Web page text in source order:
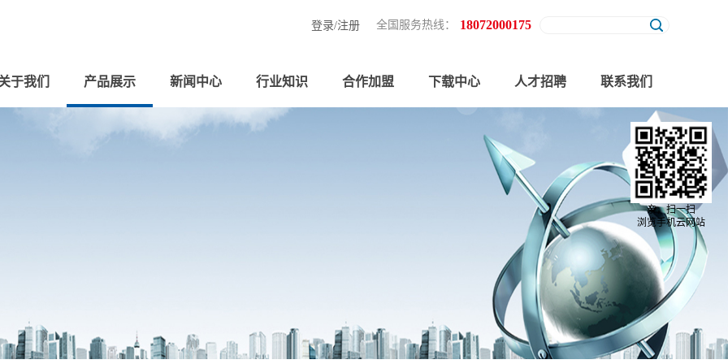
全国服务热线： 18072000175
登录/注册
于我们 产品展示 新闻中心 行业知识 合作加盟 下载中心 人才招聘 联系我们
亲，扫一扫
浏览手机云网站